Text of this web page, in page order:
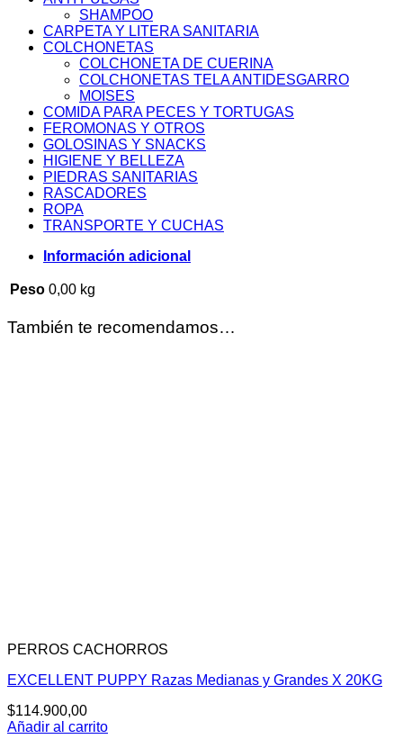
SHAMPOO
CARPETA Y LITERA SANITARIA
COLCHONETAS
COLCHONETA DE CUERINA
COLCHONETAS TELA ANTIDESGARRO
MOISES
COMIDA PARA PECES Y TORTUGAS
FEROMONAS Y OTROS
GOLOSINAS Y SNACKS
HIGIENE Y BELLEZA
PIEDRAS SANITARIAS
RASCADORES
ROPA
TRANSPORTE Y CUCHAS
Información adicional
Peso 0,00 kg
También te recomendamos…
PERROS CACHORROS
EXCELLENT PUPPY Razas Medianas y Grandes X 20KG
$114.900,00
Añadir al carrito